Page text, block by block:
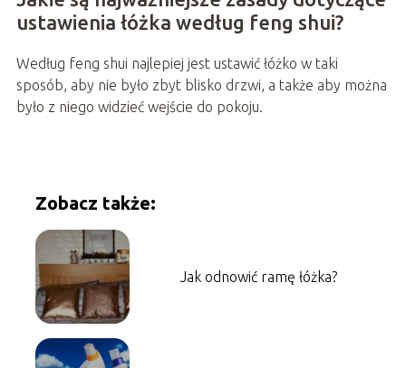
ustawienia łóżka według feng shui?
Według feng shui najlepiej jest ustawić łóżko w taki
sposób, aby nie było zbyt blisko drzwi, a także aby można
było z niego widzieć wejście do pokoju.
Zobacz także:
Jak odnowić ramę łóżka?